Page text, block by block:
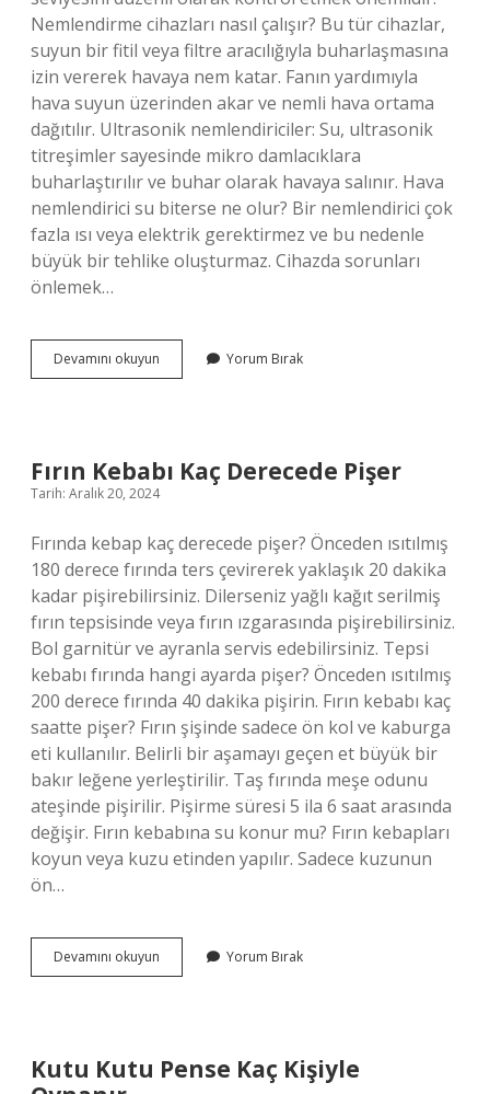
Nemlendirme cihazları nasıl çalışır? Bu tür cihazlar,
suyun bir fitil veya filtre aracılığıyla buharlaşmasına
izin vererek havaya nem katar. Fanın yardımıyla
hava suyun üzerinden akar ve nemli hava ortama
dağıtılır. Ultrasonik nemlendiriciler: Su, ultrasonik
titreşimler sayesinde mikro damlacıklara
buharlaştırılır ve buhar olarak havaya salınır. Hava
nemlendirici su biterse ne olur? Bir nemlendirici çok
fazla ısı veya elektrik gerektirmez ve bu nedenle
büyük bir tehlike oluşturmaz. Cihazda sorunları
önlemek…
Devamını okuyun
Nemlendirme
Yorum Bırak
Fırın Kebabı Kaç Derecede Pişer
Tarih: Aralık 20, 2024
Fırında kebap kaç derecede pişer? Önceden ısıtılmış
180 derece fırında ters çevirerek yaklaşık 20 dakika
kadar pişirebilirsiniz. Dilerseniz yağlı kağıt serilmiş
fırın tepsisinde veya fırın ızgarasında pişirebilirsiniz.
Bol garnitür ve ayranla servis edebilirsiniz. Tepsi
kebabı fırında hangi ayarda pişer? Önceden ısıtılmış
200 derece fırında 40 dakika pişirin. Fırın kebabı kaç
saatte pişer? Fırın şişinde sadece ön kol ve kaburga
eti kullanılır. Belirli bir aşamayı geçen et büyük bir
bakır leğene yerleştirilir. Taş fırında meşe odunu
ateşinde pişirilir. Pişirme süresi 5 ila 6 saat arasında
değişir. Fırın kebabına su konur mu? Fırın kebapları
koyun veya kuzu etinden yapılır. Sadece kuzunun
ön…
Devamını okuyun
Kebabı
Yorum Bırak
Kutu Kutu Pense Kaç Kişiyle